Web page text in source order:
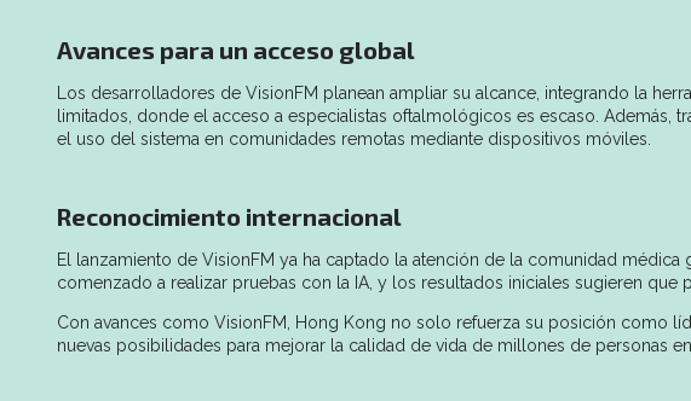
Avances para un acceso global
Los desarrolladores de VisionFM planean ampliar su alcance, integrando la
limitados, donde el acceso a especialistas oftalmológicos es escaso. Además,
el uso del sistema en comunidades remotas mediante dispositivos móviles.
Reconocimiento internacional
El lanzamiento de VisionFM ya ha captado la atención de la comunidad
comenzado a realizar pruebas con la IA, y los resultados iniciales sugieren que
Con avances como VisionFM, Hong Kong no solo refuerza su posición como
nuevas posibilidades para mejorar la calidad de vida de millones de personas